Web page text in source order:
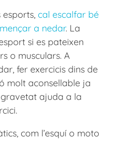
cal escalfar bé
a nedar. La
si es pateixen
o musculars. A
fer exercicis dins de
molt aconsellable ja
ajuda a la
com l’esquí o moto